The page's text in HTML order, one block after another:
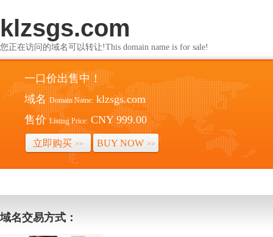
klzsgs.com
您正在访问的域名可以转让!This domain name is for sale!
一口价出售中！
域名 Domain Name: klzsgs.com
售价 Listing Price: CNY 999.00
立即购买 >> BUY NOW >>
域名交易方式：